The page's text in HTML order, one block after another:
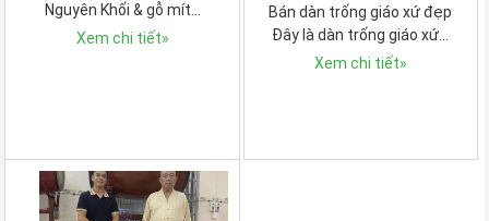
Nguyên Khối & gỗ mít…
Xem chi tiết»
Bán dàn trống giáo xứ đẹp
Đây là dàn trống giáo xứ…
Xem chi tiết»